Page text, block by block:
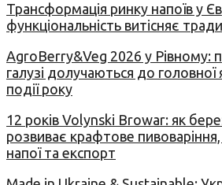
Трансформація ринку напоїв у
функціональність витісняє
AgroBerry&Veg 2026 у Рівному:
галузі долучаються до головної
події року
12 років Volynski Browar: як
розвиває крафтове пивоваріння,
напої та експорт